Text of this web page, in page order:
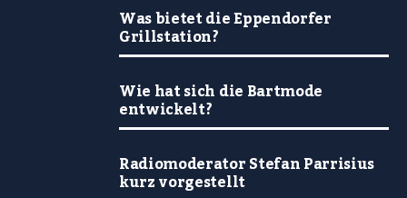
Was bietet die Eppendorfer
Grillstation?
Wie hat sich die Bartmode
entwickelt?
Radiomoderator Stefan Parrisius
kurz vorgestellt